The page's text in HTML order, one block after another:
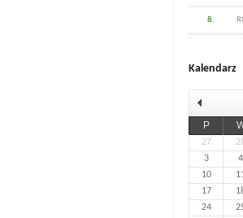
8.
Kalendarz
P
27
3
4
10
17
24